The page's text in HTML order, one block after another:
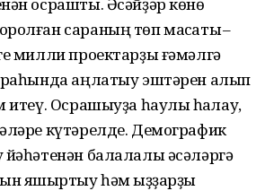
сараның төп маҡсаты –
милли проектарҙы ғәмәлгә
аңлатыу эштәрен алып
Осрашыуҙа һаулыҡ һаҡлау,
күтәрелде. Демографик
балалалы әсәләргә
яҡшыртыу һәм ҡыҙҙарҙы